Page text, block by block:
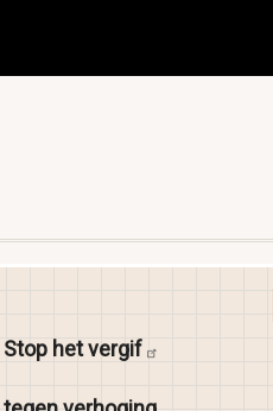
Stop hetvergif